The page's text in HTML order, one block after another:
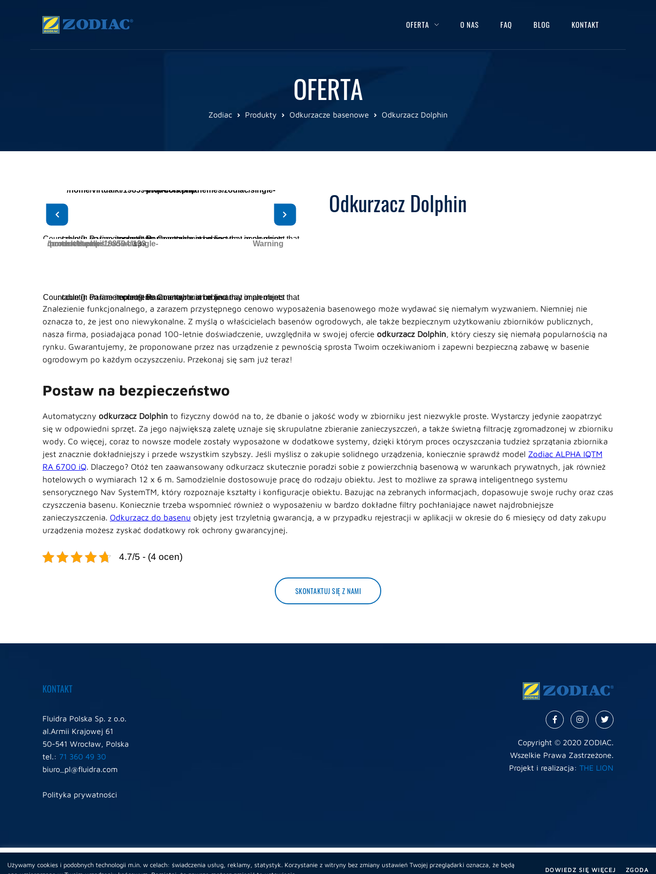
OFERTA O NAS FAQ BLOG KONTAKT
OFERTA
Zodiac Produkty Odkurzacze basenowe Odkurzacz Dolphin
/home/virtualki/198594/wp-content/themes/zodiac/single-products.php
: count(): Parameter must be an array or an object that implements Countable in on line: count(): Parameter must be an array or an object that implements Countable inon line
/home/virtualki/198594/wp-content/themes/zodiac/single-products.php 133 Warning
: count(): Parameter must be an array or an object that implements Countable in on line: count(): Parameter must be an array or an object that implements Countable inon line
Odkurzacz Dolphin
Znalezienie funkcjonalnego, a zarazem przystępnego cenowo wyposażenia basenowego może wydawać się niemałym wyzwaniem. Niemniej nie
oznacza to, że jest ono niewykonalne. Z myślą o właścicielach basenów ogrodowych, ale także bezpiecznym użytkowaniu zbiorników publicznych,
nasza firma, posiadająca ponad 100-letnie doświadczenie, uwzględniła w swojej ofercie odkurzacz Dolphin, który cieszy się niemałą popularnością na
rynku. Gwarantujemy, że proponowane przez nas urządzenie z pewnością sprosta Twoim oczekiwaniom i zapewni bezpieczną zabawę w basenie
ogrodowym po każdym oczyszczeniu. Przekonaj się sam już teraz!
Postaw na bezpieczeństwo
Automatyczny odkurzacz Dolphin to fizyczny dowód na to, że dbanie o jakość wody w zbiorniku jest niezwykle proste. Wystarczy jedynie zaopatrzyć
się w odpowiedni sprzęt. Za jego największą zaletę uznaje się skrupulatne zbieranie zanieczyszczeń, a także świetną filtrację zgromadzonej w zbiorniku
wody. Co więcej, coraz to nowsze modele zostały wyposażone w dodatkowe systemy, dzięki którym proces oczyszczania tudzież sprzątania zbiornika
jest znacznie dokładniejszy i przede wszystkim szybszy. Jeśli myślisz o zakupie solidnego urządzenia, koniecznie sprawdź model Zodiac ALPHA IQTM
RA 6700 iQ. Dlaczego? Otóż ten zaawansowany odkurzacz skutecznie poradzi sobie z powierzchnią basenową w warunkach prywatnych, jak również
hotelowych o wymiarach 12 x 6 m. Samodzielnie dostosowuje pracę do rodzaju obiektu. Jest to możliwe za sprawą inteligentnego systemu
sensorycznego Nav SystemTM, który rozpoznaje kształty i konfiguracje obiektu. Bazując na zebranych informacjach, dopasowuje swoje ruchy oraz czas
czyszczenia basenu. Koniecznie trzeba wspomnieć również o wyposażeniu w bardzo dokładne filtry pochłaniające nawet najdrobniejsze
zanieczyszczenia. Odkurzacz do basenu objęty jest trzyletnią gwarancją, a w przypadku rejestracji w aplikacji w okresie do 6 miesięcy od daty zakupu
urządzenia możesz zyskać dodatkowy rok ochrony gwarancyjnej.
4.7/5 - (4 ocen)
SKONTAKTUJ SIĘ Z NAMI
KONTAKT
Fluidra Polska Sp. z o.o.
al.Armii Krajowej 61
50-541 Wrocław, Polska
tel.: 71 360 49 30
biuro_pl@fluidra.com
Polityka prywatności
Copyright © 2020 ZODIAC.
Wszelkie Prawa Zastrzeżone.
Projekt i realizacja: THE LION
Używamy cookies i podobnych technologii m.in. w celach: świadczenia usług, reklamy, statystyk. Korzystanie z witryny bez zmiany ustawień Twojej przeglądarki oznacza, że będą
DOWIEDZ SIĘ WIĘCEJ ZGODA
nasze usługi i polepszyć twoje doświadczenia na naszej stronie. Możesz zaakceptować wszystkie cookies poprzez kliknięcie na przycisk
Akceptuję